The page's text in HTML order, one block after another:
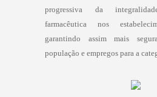
progressiva da
farmacêutica nos
garantindo assim mais
população e empregos para a